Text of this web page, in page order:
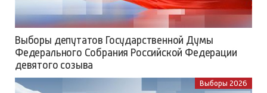
Выборы депутатов Государственной Думы
Федерального Собрания Российской Федерации
девятого созыва
Выборы 2026